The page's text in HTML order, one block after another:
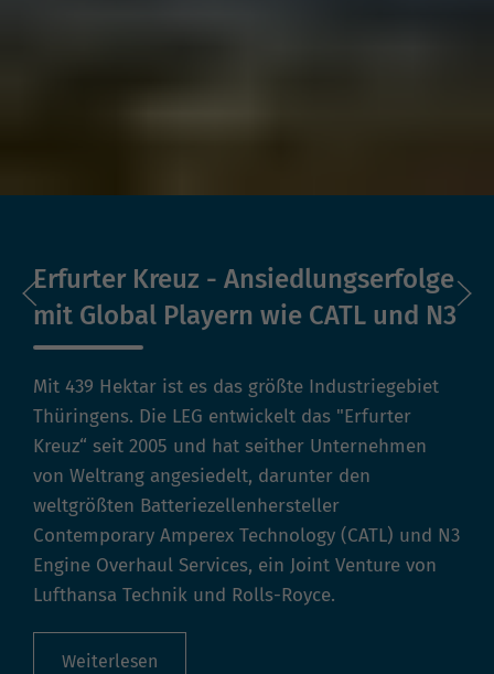
Erfurter Kreuz - Ansiedlungserfolge
mit Global Playern wie CATL und N3
Mit 439 Hektar ist es das größte Industriegebiet
Thüringens. Die LEG entwickelt das "Erfurter
Kreuz“ seit 2005 und hat seither Unternehmen
von Weltrang angesiedelt, darunter den
weltgrößten Batteriezellenhersteller
Contemporary Amperex Technology (CATL) und N3
Engine Overhaul Services, ein Joint Venture von
Lufthansa Technik und Rolls-Royce.
Weiterlesen